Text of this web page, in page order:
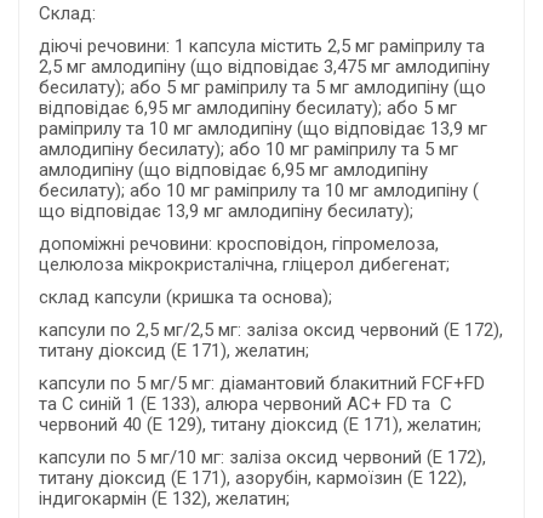
Склад:
діючі речовини: 1 капсула містить 2,5 мг раміприлу та
2,5 мг амлодипіну (що відповідає 3,475 мг амлодипіну
бесилату); або 5 мг раміприлу та 5 мг амлодипіну (що
відповідає 6,95 мг амлодипіну бесилату); або 5 мг
раміприлу та 10 мг амлодипіну (що відповідає 13,9 мг
амлодипіну бесилату); або 10 мг раміприлу та 5 мг
амлодипіну (що відповідає 6,95 мг амлодипіну
бесилату); або 10 мг раміприлу та 10 мг амлодипіну (
що відповідає 13,9 мг амлодипіну бесилату);
допоміжні речовини: кросповідон, гіпромелоза,
целюлоза мікрокристалічна, гліцерол дибегенат;
склад капсули (кришка та основа);
капсули по 2,5 мг/2,5 мг: заліза оксид червоний (Е 172),
титану діоксид (Е 171), желатин;
капсули по 5 мг/5 мг: діамантовий блакитний FCF+FD
та С синій 1 (Е 133), алюра червоний AC+ FD та C
червоний 40 (Е 129), титану діоксид (Е 171), желатин;
капсули по 5 мг/10 мг: заліза оксид червоний (Е 172),
титану діоксид (Е 171), азорубін, кармоїзин (Е 122),
індигокармін (Е 132), желатин;